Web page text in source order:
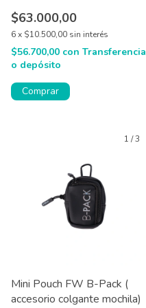
$63.000,00
6x $10.500,00 sin interés
$56.700,00 con Transferencia
o depósito
1 /3
Mini Pouch FW B-Pack (
accesorio colgante mochila)